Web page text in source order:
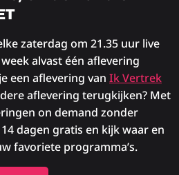
zaterdag om 21.35 uur live
alvast één aflevering
een aflevering van Ik Vertrek
aflevering terugkijken? Met
on demand zonder
dagen gratis en kijk waar en
favoriete programma’s.